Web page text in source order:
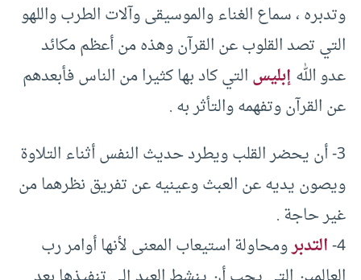
وتدبره ، سماع الغناء والموسيقى وآلات الطرب واللهو
التي تصد القلوب عن القرآن وهذه من أعظم مكائد
عدو اللهإبليسالتي كاد بها كثيرا من الناس فأبعدهم
عن القرآن وتفهمه والتأثر به .
3- أن يحضر القلب ويطرد حديث النفس أثناء التلاوة
ويصون يديه عن العبث وعينيه عن تفريق نظرهما من
غير حاجة .
4- التدبرومحاولة استيعاب المعنى لأنها أوامر رب